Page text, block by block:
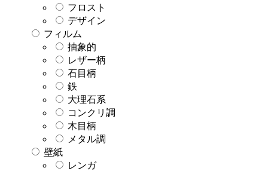
フロスト
デザイン
フィルム
抽象的
レザー柄
石目柄
鉄
大理石系
コンクリ調
木目柄
メタル調
壁紙
レンガ